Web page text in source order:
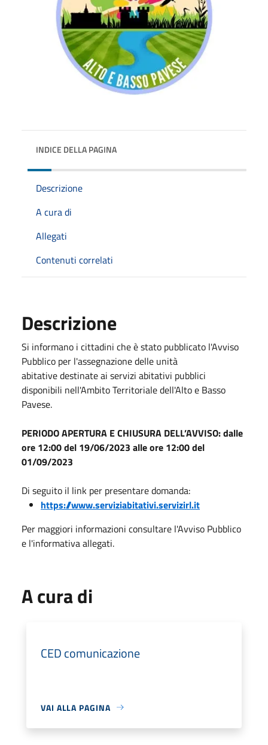
INDICE DELLA PAGINA
Descrizione
A cura di
Allegati
Contenuti correlati
Descrizione
Si informano i cittadini che è stato pubblicato l'Avviso
Pubblico per l'assegnazione delle unità
abitative destinate ai servizi abitativi pubblici
disponibili nell'Ambito Territoriale dell'Alto e Basso
Pavese.
PERIODO APERTURA E CHIUSURA DELL’AVVISO: dalle
ore 12:00 del 19/06/2023 alle ore 12:00 del
01/09/2023
Di seguito il link per presentare domanda:
https://www.serviziabitativi.servizirl.it
Per maggiori informazioni consultare l'Avviso Pubblico
e l'informativa allegati.
A cura di
CED comunicazione
VAI ALLA PAGINA